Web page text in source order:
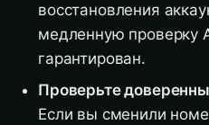
восстановления
медленную проверку
гарантирован.
Проверьте
Если вы сменили